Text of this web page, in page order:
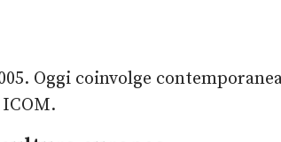
Oggi coinvolge
ICOM.